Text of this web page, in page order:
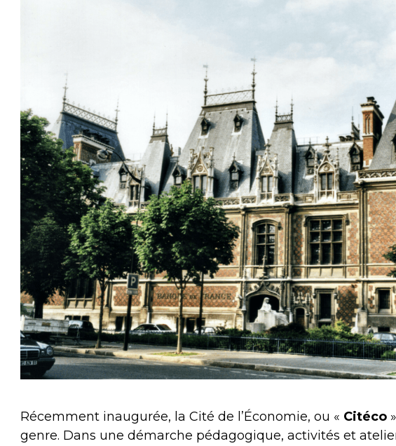
Récemment inaugurée, la Cité de l’Économie, ou « Citéco
genre. Dans une démarche pédagogique, activités et